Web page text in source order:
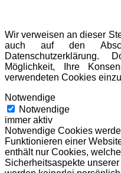
Wir verweisen an dieser
auch auf den
Möglichkeit, Ihre
verwendeten Cookies
Notwendige
Notwendige
immer aktiv
Notwendige Cookies
Funktionieren einer
enthält nur Cookies,
Sicherheitsaspekte